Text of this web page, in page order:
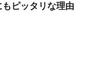
ピッタリな理由